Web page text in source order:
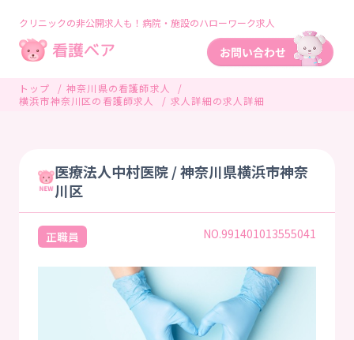
クリニックの非公開求人も！病院・施設のハローワーク求人
トップ
神奈川県の看護師求人
横浜市神奈川区の看護師求人
求人詳細の求人詳細
医療法人中村医院 / 神奈川県横浜市神奈
川区
正職員 NO.991401013555041